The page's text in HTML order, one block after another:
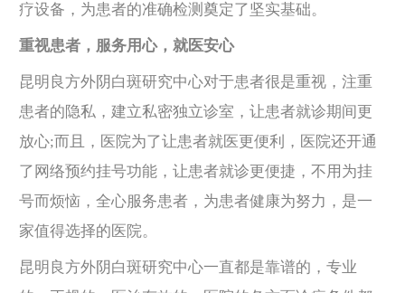
疗设备，为患者的准确检测奠定了坚实基础。
重视患者，服务用心，就医安心
昆明良方外阴白斑研究中心对于患者很是重视，注重
患者的隐私，建立私密独立诊室，让患者就诊期间更
放心;而且，医院为了让患者就医更便利，医院还开通
了网络预约挂号功能，让患者就诊更便捷，不用为挂
号而烦恼，全心服务患者，为患者健康为努力，是一
家值得选择的医院。
昆明良方外阴白斑研究中心一直都是靠谱的，专业